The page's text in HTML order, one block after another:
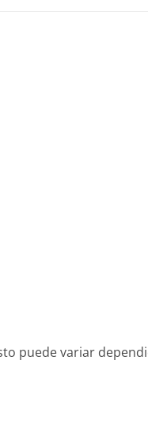
puede variar